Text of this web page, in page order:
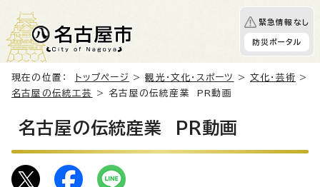
緊急情報なし
防災ポータル
現在の位置： トップページ >観光・文化・スポーツ >文化・芸術 >
名古屋の伝統工芸
> 名古屋の伝統産業 PR動画
名古屋の伝統産業 PR動画